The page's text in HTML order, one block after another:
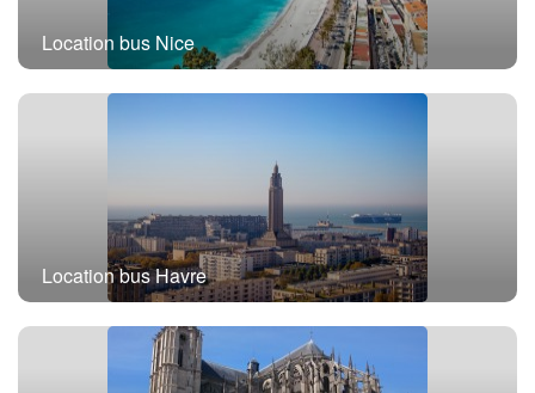
Location bus Nice
Location bus Havre